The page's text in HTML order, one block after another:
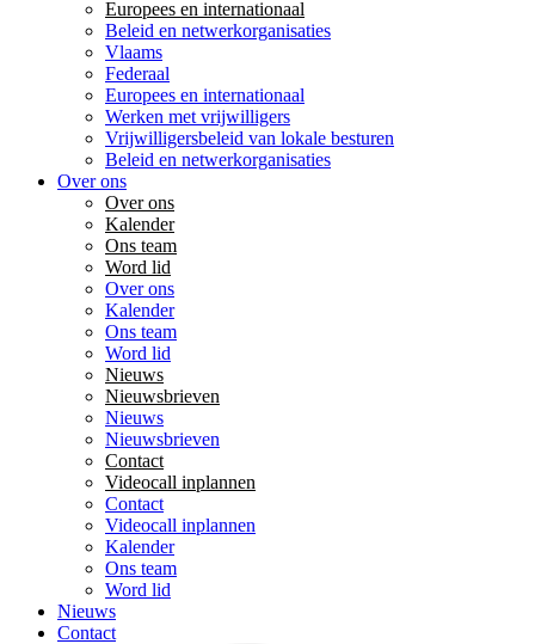
Europees en internationaal
Beleid en netwerkorganisaties
Vlaams
Federaal
Europees en internationaal
Werken met vrijwilligers
Vrijwilligersbeleid van lokale besturen
Beleid en netwerkorganisaties
Over ons
Over ons
Kalender
Ons team
Word lid
Over ons
Kalender
Ons team
Word lid
Nieuws
Nieuwsbrieven
Nieuws
Nieuwsbrieven
Contact
Videocall inplannen
Contact
Videocall inplannen
Kalender
Ons team
Word lid
Nieuws
Contact